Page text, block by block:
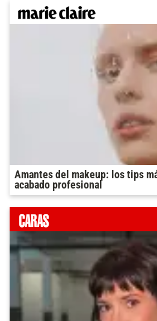
Amantes del makeup: los tips
acabado profesional